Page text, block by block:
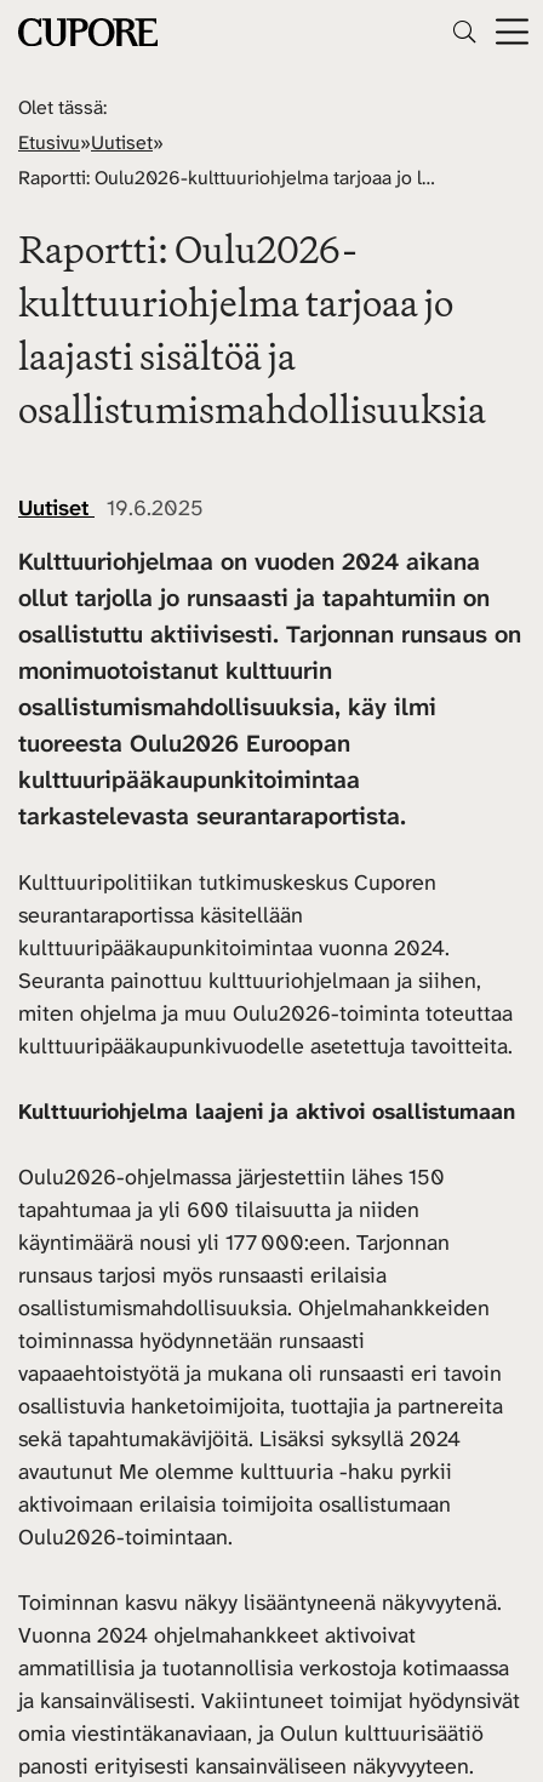
Olet tässä:
Etusivu»Uutiset»
Raportti: Oulu2026-kulttuuriohjelma tarjoaa jo laajasti sisältöä ja osallistumismahdollisuuksia
Raportti: Oulu2026-
kulttuuriohjelma tarjoaa jo
laajasti sisältöä ja
osallistumismahdollisuuksia
Uutiset 19.6.2025
Kulttuuriohjelmaa on vuoden 2024 aikana
ollut tarjolla jo runsaasti ja tapahtumiin on
osallistuttu aktiivisesti. Tarjonnan runsaus on
monimuotoistanut kulttuurin
osallistumismahdollisuuksia, käy ilmi
tuoreesta Oulu2026 Euroopan
kulttuuripääkaupunkitoimintaa
tarkastelevasta seurantaraportista.
Kulttuuripolitiikan tutkimuskeskus Cuporen
seurantaraportissa käsitellään
kulttuuripääkaupunkitoimintaa vuonna 2024.
Seuranta painottuu kulttuuriohjelmaan ja siihen,
miten ohjelma ja muu Oulu2026-toiminta toteuttaa
kulttuuripääkaupunkivuodelle asetettuja tavoitteita.
Kulttuuriohjelma laajeni ja aktivoi osallistumaan
Oulu2026-ohjelmassa järjestettiin lähes 150
tapahtumaa ja yli 600 tilaisuutta ja niiden
käyntimäärä nousi yli 177 000:een. Tarjonnan
runsaus tarjosi myös runsaasti erilaisia
osallistumismahdollisuuksia. Ohjelmahankkeiden
toiminnassa hyödynnetään runsaasti
vapaaehtoistyötä ja mukana oli runsaasti eri tavoin
osallistuvia hanketoimijoita, tuottajia ja partnereita
sekä tapahtumakävijöitä. Lisäksi syksyllä 2024
avautunut Me olemme kulttuuria -haku pyrkii
aktivoimaan erilaisia toimijoita osallistumaan
Oulu2026-toimintaan.
Toiminnan kasvu näkyy lisääntyneenä näkyvyytenä.
Vuonna 2024 ohjelmahankkeet aktivoivat
ammatillisia ja tuotannollisia verkostoja kotimaassa
ja kansainvälisesti. Vakiintuneet toimijat hyödynsivät
omia viestintäkanaviaan, ja Oulun kulttuurisäätiö
panosti erityisesti kansainväliseen näkyvyyteen.